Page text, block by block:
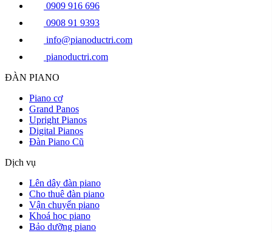
0909 916 696
0908 91 9393
info@pianoductri.com
pianoductri.com
ĐÀN PIANO
Piano cơ
Grand Panos
Upright Pianos
Digital Pianos
Đàn Piano Cũ
Dịch vụ
Lên dây đàn piano
Cho thuê đàn piano
Vận chuyển piano
Khoá học piano
Bảo dưỡng piano